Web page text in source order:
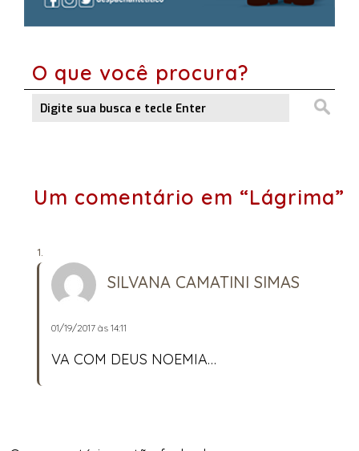
O que você procura?
Um comentário em “Lágrima”
SILVANA CAMATINI SIMAS
01/19/2017 às 14:11
VA COM DEUS NOEMIA…